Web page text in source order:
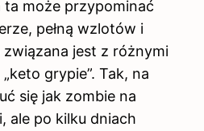
ta może przypominać
pełną wzlotów i
jest z różnymi
grypie”. Tak, na
się jak zombie na
ale po kilku dniach